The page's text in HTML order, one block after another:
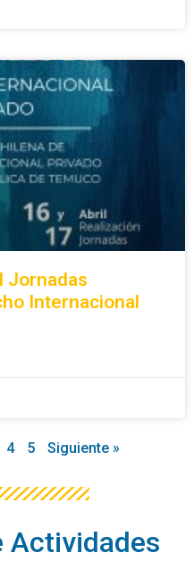
Jornadas
Internacional
4 5 Siguiente »
Actividades